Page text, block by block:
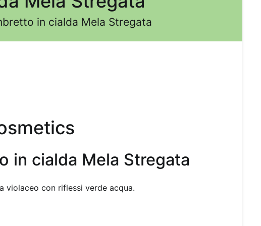
in cialda Mela Stregata
in cialda Mela Stregata
violaceo con riflessi verde acqua.